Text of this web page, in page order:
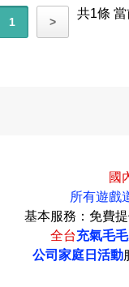
1 >
共1條
國
所有遊戲
基本服務：免費
全台充氣毛
公司家庭日活動